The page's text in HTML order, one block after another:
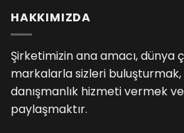
HAKKIMIZDA
Şirketimizin ana amacı, dünya
markalarla sizleri
danışmanlık hizmeti vermek
paylaşmaktır.